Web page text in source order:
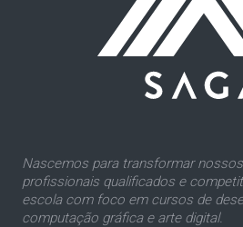
Nascemos para transformar
profissionais qualificados e
escola com foco em cursos de
computação gráfica e arte digital.